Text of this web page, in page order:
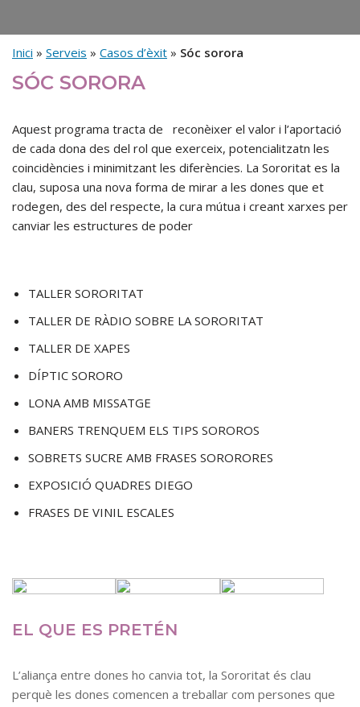
Inici » Serveis » Casos d’èxit » Sóc sorora
SÓC SORORA
Aquest programa tracta de reconèixer el valor i l’aportació
de cada dona des del rol que exerceix, potencialitzatn les
coincidències i minimitzant les diferències. La Sororitat es la
clau, suposa una nova forma de mirar a les dones que et
rodegen, des del respecte, la cura mútua i creant xarxes per
canviar les estructures de poder
TALLER SORORITAT
TALLER DE RÀDIO SOBRE LA SORORITAT
TALLER DE XAPES
DÍPTIC SORORO
LONA AMB MISSATGE
BANERS TRENQUEM ELS TIPS SOROROS
SOBRETS SUCRE AMB FRASES SORORORES
EXPOSICIÓ QUADRES DIEGO
FRASES DE VINIL ESCALES
EL QUE ES PRETÉN
L’aliança entre dones ho canvia tot, la Sororitat és clau
perquè les dones comencen a treballar com persones que